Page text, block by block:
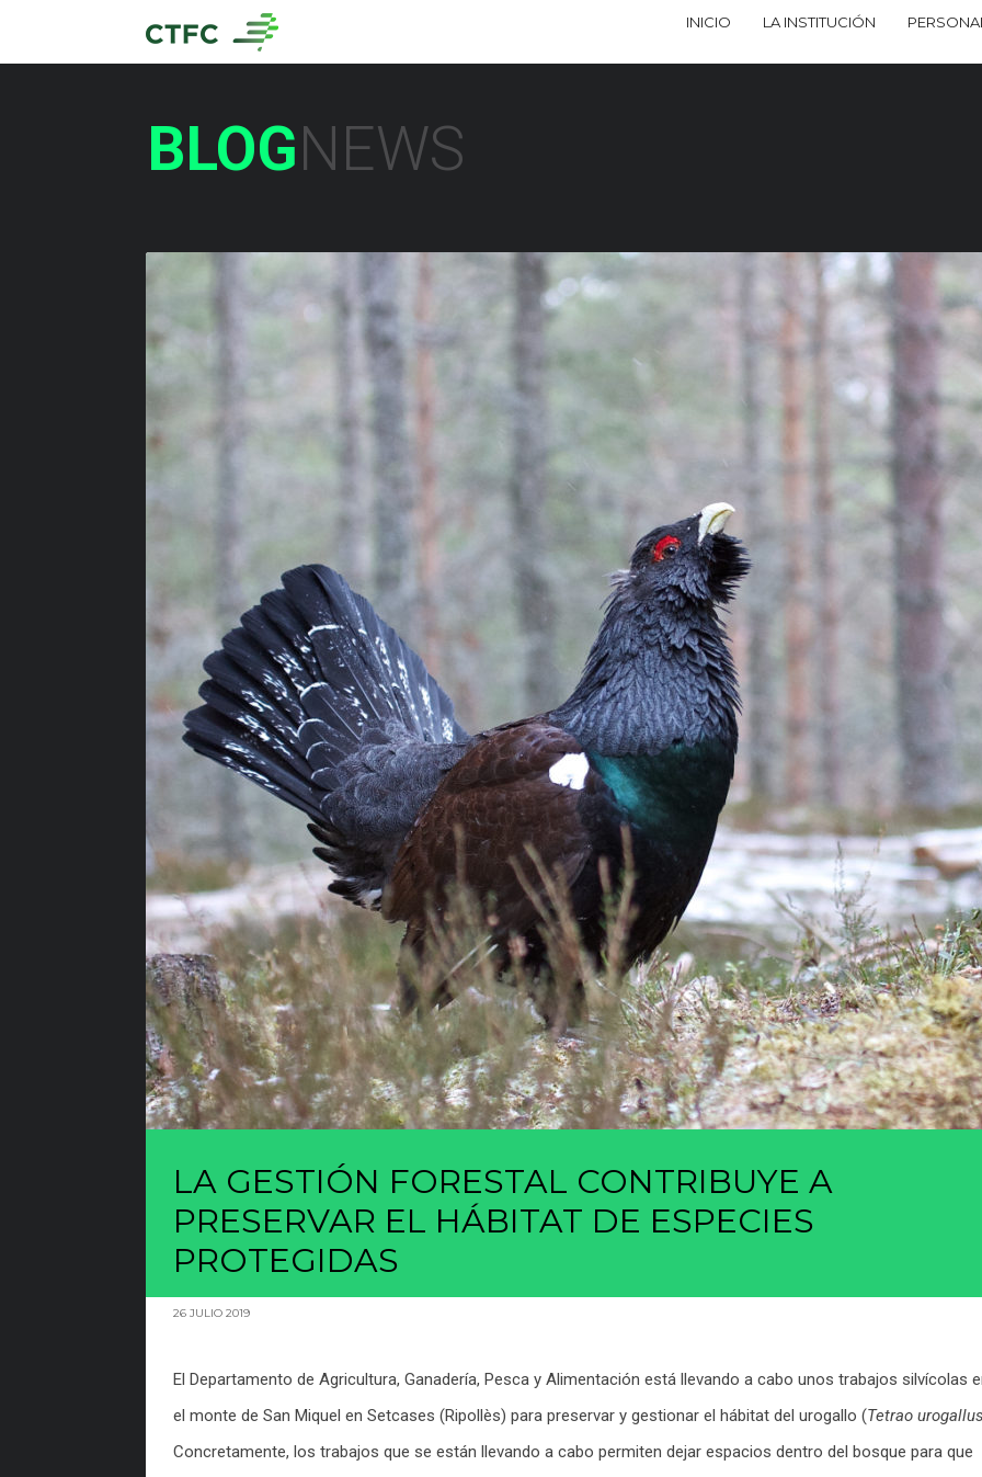
INICIO LA INSTITUCIÓN
BLOGNEWS
LA GESTIÓN FORESTAL CONTRIBUYE A
PRESERVAR EL HÁBITAT DE ESPECIES
PROTEGIDAS
26 JULIO 2019
El Departamento de Agricultura, Ganadería, Pesca y Alimentación está llevando a cabo unos trabajos silvícolas
el monte de San Miquel en Setcases (Ripollès) para preservar y gestionar el hábitat del urogallo (Tetrao
Concretamente, los trabajos que se están llevando a cabo permiten dejar espacios dentro del bosque para que